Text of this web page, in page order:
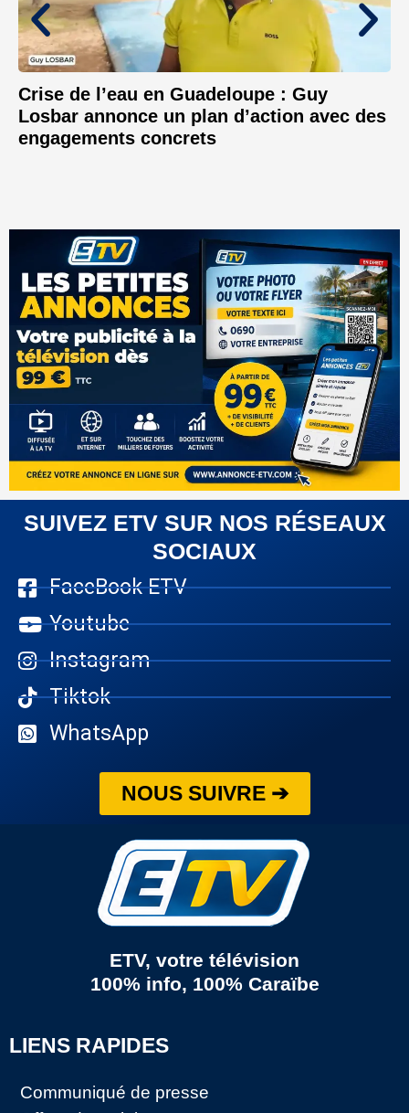
Crise de l’eau en Guadeloupe : Guy
Losbar annonce un plan d’action avec des
engagements concrets
SUIVEZ ETV SUR NOS RÉSEAUX
SOCIAUX
FaceBook ETV
Youtube
Instagram
Tiktok
WhatsApp
NOUS SUIVRE ➔
ETV, votre télévision
100% info, 100% Caraïbe
LIENS RAPIDES
Communiqué de presse